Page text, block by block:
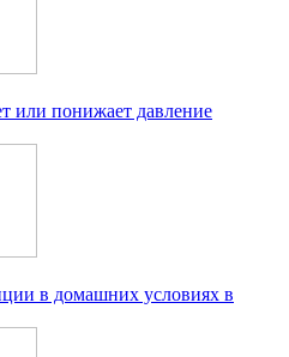
или понижает давление
в домашних условиях в